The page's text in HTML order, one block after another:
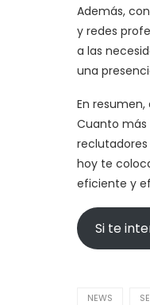
Además,
y redes
a las
una
En
Cuanto más
hoy te
eficiente y
Si te
NEWS